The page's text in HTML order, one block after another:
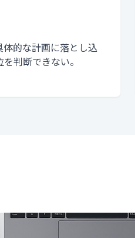
的な計画に落とし込
判断できない。